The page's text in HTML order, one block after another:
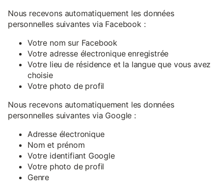
Nous recevons automatiquement les données
personnelles suivantes via Facebook :
Votre nom sur Facebook
Votre adresse électronique enregistrée
Votre lieu de résidence et la langue que vous avez
choisie
Votre photo de profil
Nous recevons automatiquement les données
personnelles suivantes via Google :
Adresse électronique
Nom et prénom
Votre identifiant Google
Votre photo de profil
Genre